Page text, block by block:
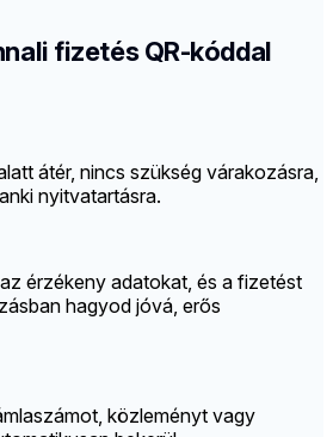
fizetés QR-kóddal
átér, nincs szükség várakozásra,
nyitvatartásra.
érzékeny adatokat, és a fizetést
hagyod jóvá, erős
közleményt vagy